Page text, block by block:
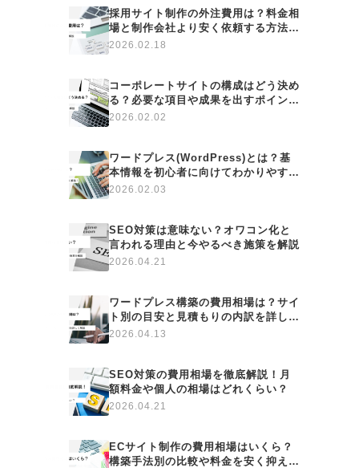
採用サイト制作の外注費用は？料金相
場と制作会社より安く依頼する方法も
解説
2026.02.18
コーポレートサイトの構成はどう決め
る？必要な項目や成果を出すポイント
も解説
2026.02.02
ワードプレス(WordPress)とは？基
本情報を初心者に向けてわかりやすく
解説！
2026.02.03
SEO対策は意味ない？オワコン化と
言われる理由と今やるべき施策を解説
2026.04.21
ワードプレス構築の費用相場は？サイ
ト別の目安と見積もりの内訳を詳しく
解説
2026.04.13
SEO対策の費用相場を徹底解説！月
額料金や個人の相場はどれくらい？
2026.04.21
ECサイト制作の費用相場はいくら？
構築手法別の比較や料金を安く抑える